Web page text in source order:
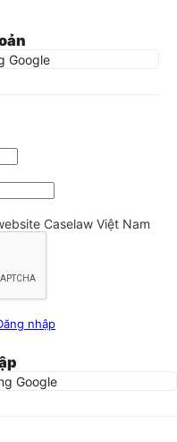
Google
Caselaw Việt Nam
nhập
Google